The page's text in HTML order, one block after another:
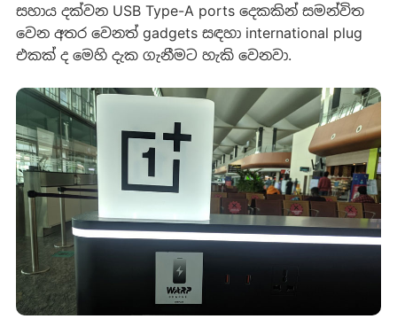
සහාය දක්වන USB Type-A ports දෙකකින් සමන්විත
වෙන අතර වෙනත් gadgets සඳහා international plug
එකක් ද මෙහි දැක ගැනීමට හැකි වෙනවා.